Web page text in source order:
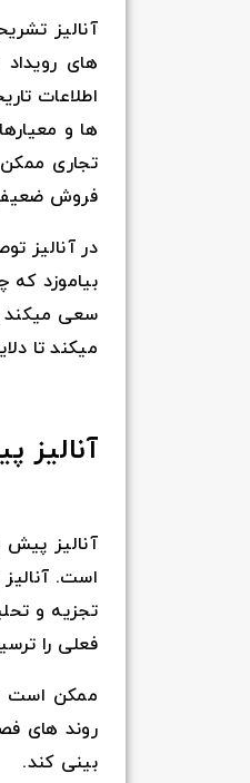
آنالیز
های
اطلاعات
ها و
تجاری
فروش
در آنالیز
بیاموزد که
سعی میکند
میکند تا
آنالیز
آنالیز پیش
است.
تجزیه و
فعلی را
ممکن است
روند های
بینی کند.